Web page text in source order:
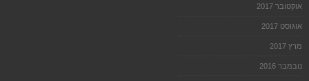
אוקטובר 2017
אוגוסט 2017
מרץ 2017
נובמבר 2016